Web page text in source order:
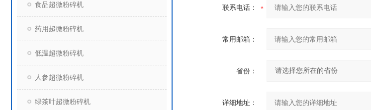
食品超微粉碎机
药用超微粉碎机
低温超微粉碎机
人参超微粉碎机
绿茶叶超微粉碎机
联系电话：
常用邮箱：
省份：
详细地址：